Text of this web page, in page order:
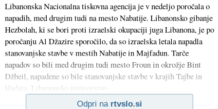
Libanonska Nacionalna tiskovna agencija je v nedeljo poročala o
napadih, med drugim tudi na mesto Nabatije. Libanonsko gibanje
Hezbolah, ki se bori proti izraelski okupaciji juga Libanona, je po
poročanju Al Džazire sporočilo, da so izraelska letala napadla
stanovanjske stavbe v mestih Nabatije in Majfadun. Tarče
napadov so bili med drugim tudi mesto Froun in okrožje Bint
Džbeil, napadene so bile stanovanjske stavbe v krajih Tajbe in
Hadata. Libanonsko ministrstvo
Odpri na rtvslo.si